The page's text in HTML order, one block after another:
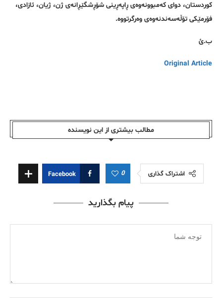
کوردستان، دوای کەمبوونەوەی ڕاپەڕینی شۆڕشگێڕانەی ژن، ژیان، ئازادی،
فۆرمێکی تۆڵەسەندنەوەی وەرگرتووە.
ب.ئ
Original Article
مطالب بیشتری از این نویسندە
اشتراک گذاری 0
Facebook
پیام بگذارید